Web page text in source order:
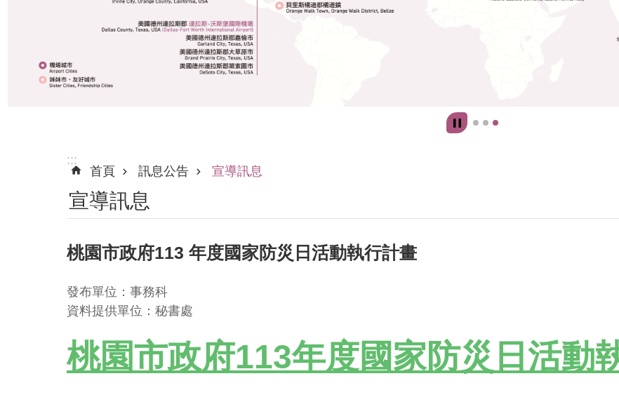
:::
首頁
訊息公告 宣導訊息
宣導訊息
桃園市政府113 年度國家防災日活動執行計畫
發布單位：事務科
資料提供單位：秘書處
桃園市政府113年度國家防災日活動